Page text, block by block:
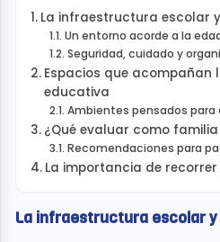
La infraestructura escolar
Un entorno acorde a la
Seguridad, cuidado y
Espacios que acompañan
educativa
Ambientes pensados para
¿Qué evaluar como
Recomendaciones para
La importancia de
La infraestructura escolar